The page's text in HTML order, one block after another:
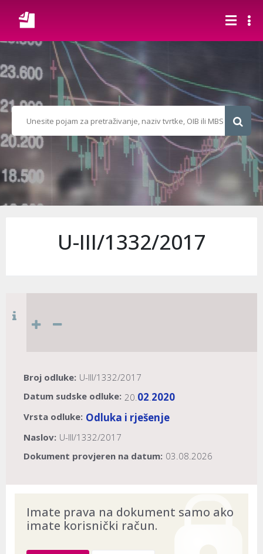
U-III/1332/2017
Broj odluke: U-III/1332/2017
Datum sudske odluke: 20.02.2020
Vrsta odluke: Odluka i rješenje
Naslov: U-III/1332/2017
Dokument provjeren na datum: 03.08.2026
Imate prava na dokument samo ako
imate korisnički račun.